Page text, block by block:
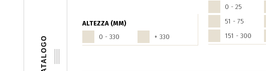
CATALOGO
ALTEZZA (MM)
0 - 330
+ 330
0 - 25
51 - 75
151 - 300